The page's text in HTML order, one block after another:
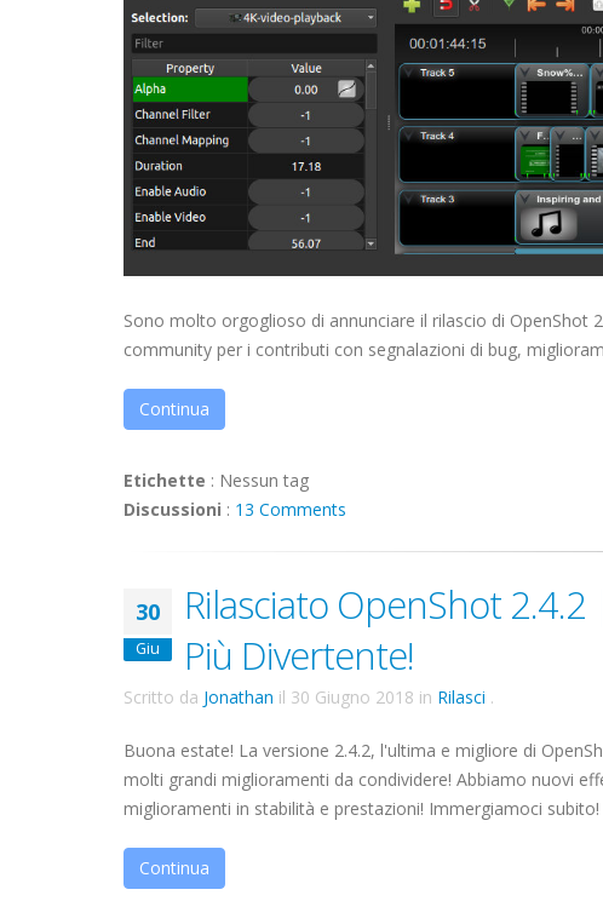
Sono molto orgoglioso di annunciare il rilascio di OpenShot
community per i contributi con segnalazioni di bug,
Continua
Etichette : Nessun tag
Discussioni : 13 Comments
30
Giu
Rilasciato OpenShot
Più Divertente!
Scritto da Jonathan il 30 Giugno 2018 in Rilasci .
Buona estate! La versione 2.4.2, l'ultima e migliore di
molti grandi miglioramenti da condividere! Abbiamo nuovi
miglioramenti in stabilità e prestazioni! Immergiamoci subito!
Continua